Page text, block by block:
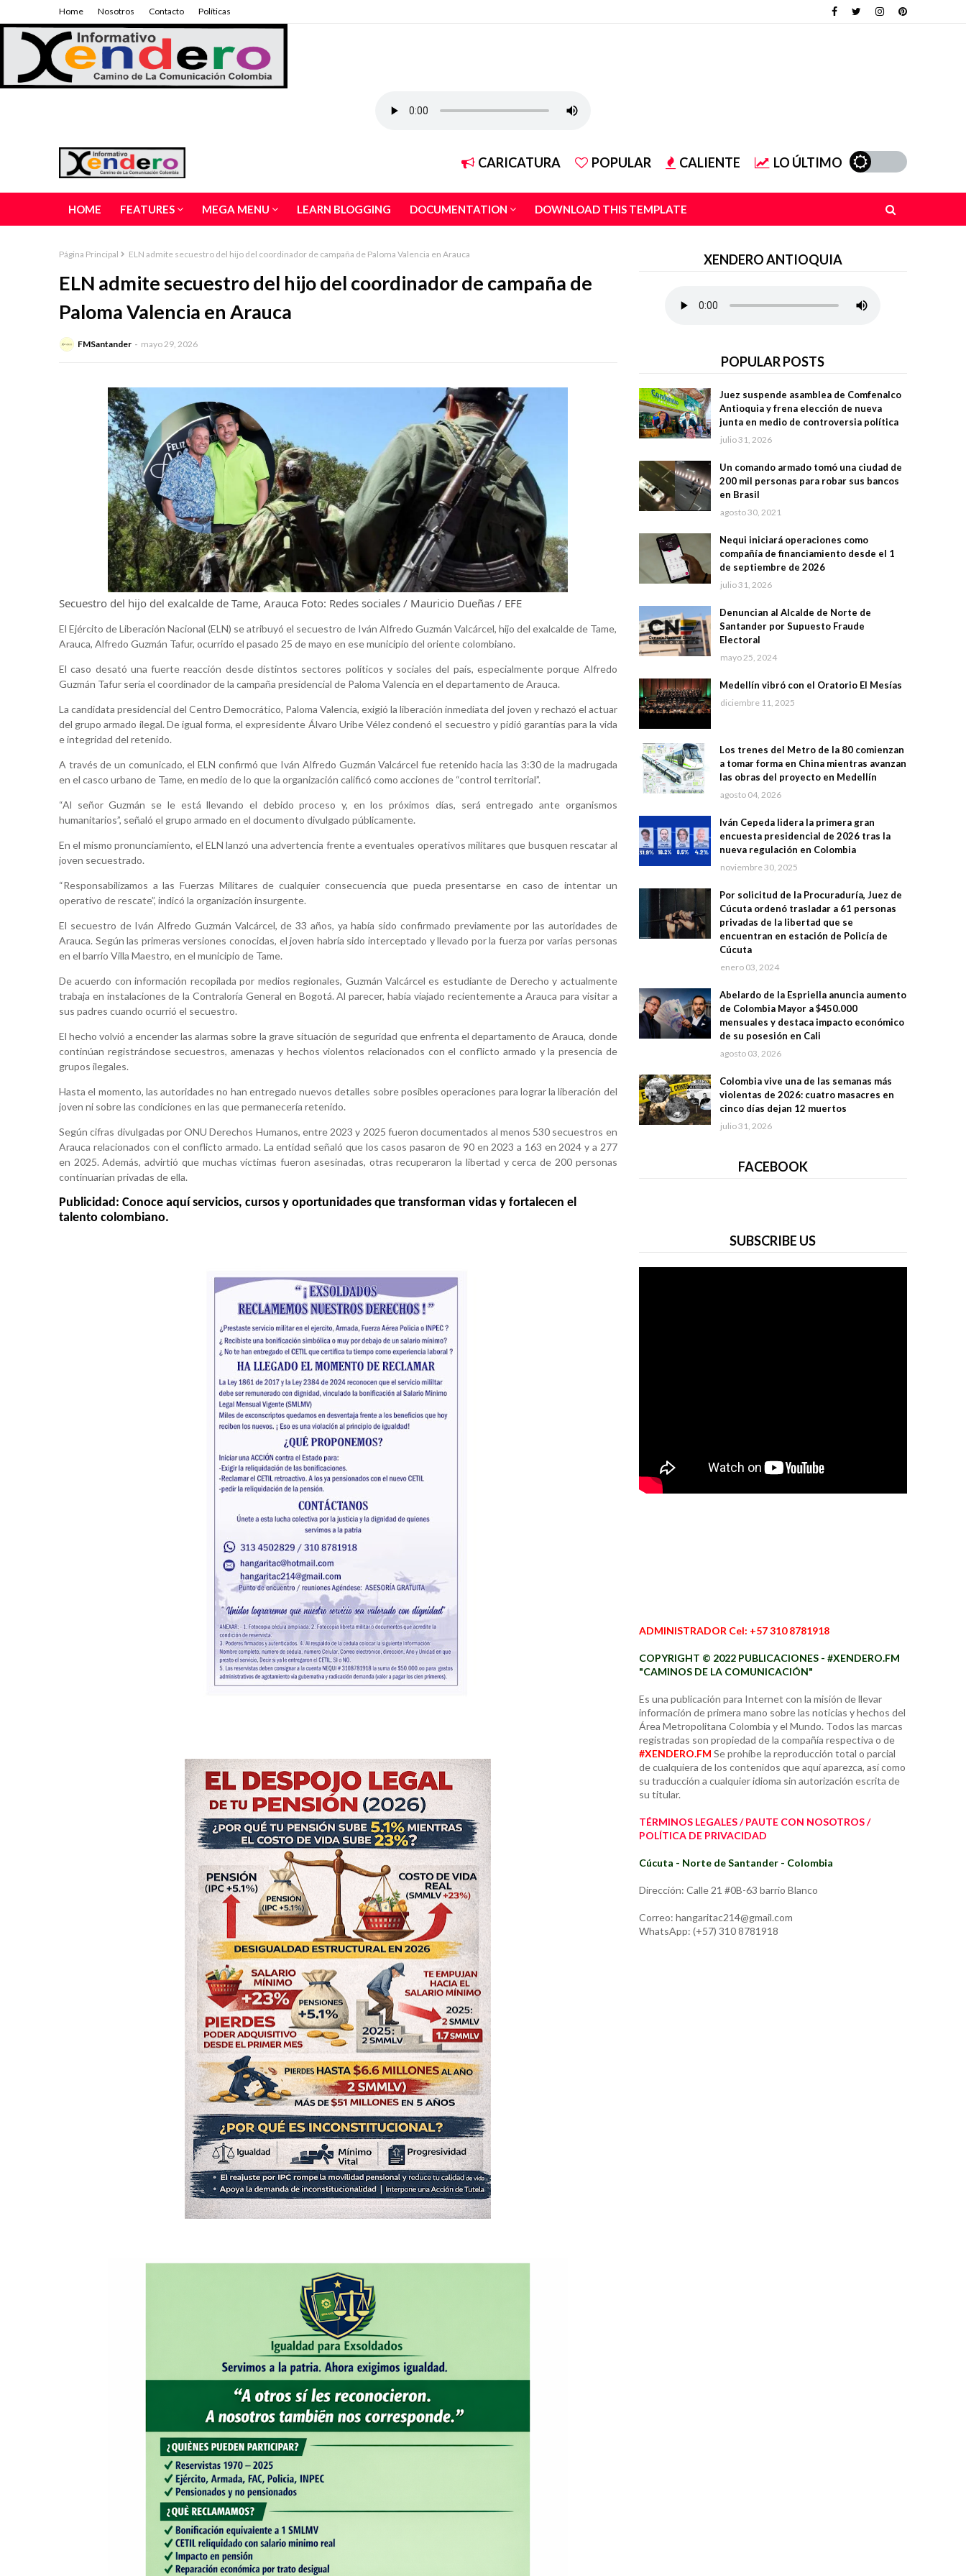
Home Nosotros Contacto Políticas
CARICATURA POPULAR CALIENTE LO ÚLTIMO
HOME FEATURES MEGA MENU LEARN BLOGGING DOCUMENTATION DOWNLOAD THIS TEMPLATE
Página Principal ELN admite secuestro del hijo del coordinador de campaña de Paloma Valencia en Arauca
ELN admite secuestro del hijo del coordinador de campaña de
Paloma Valencia en Arauca
FMSantander mayo 29, 2026
Secuestro del hijo del exalcalde de Tame, Arauca Foto: Redes sociales / Mauricio Dueñas / EFE
El Ejército de Liberación Nacional (ELN) se atribuyó el secuestro de Iván Alfredo Guzmán Valcárcel, hijo del exalcalde de Tame,
Arauca, Alfredo Guzmán Tafur, ocurrido el pasado 25 de mayo en ese municipio del oriente colombiano.
El caso desató una fuerte reacción desde distintos sectores políticos y sociales del país, especialmente porque Alfredo
Guzmán Tafur sería el coordinador de la campaña presidencial de Paloma Valencia en el departamento de Arauca.
La candidata presidencial del Centro Democrático, Paloma Valencia, exigió la liberación inmediata del joven y rechazó el actuar
del grupo armado ilegal. De igual forma, el expresidente Álvaro Uribe Vélez condenó el secuestro y pidió garantías para la vida
e integridad del retenido.
A través de un comunicado, el ELN confirmó que Iván Alfredo Guzmán Valcárcel fue retenido hacia las 3:30 de la madrugada
en el casco urbano de Tame, en medio de lo que la organización calificó como acciones de “control territorial”.
“Al señor Guzmán se le está llevando el debido proceso y, en los próximos días, será entregado ante organismos
humanitarios”, señaló el grupo armado en el documento divulgado públicamente.
En el mismo pronunciamiento, el ELN lanzó una advertencia frente a eventuales operativos militares que busquen rescatar al
joven secuestrado.
“Responsabilizamos a las Fuerzas Militares de cualquier consecuencia que pueda presentarse en caso de intentar un
operativo de rescate”, indicó la organización insurgente.
El secuestro de Iván Alfredo Guzmán Valcárcel, de 33 años, ya había sido confirmado previamente por las autoridades de
Arauca. Según las primeras versiones conocidas, el joven habría sido interceptado y llevado por la fuerza por varias personas
en el barrio Villa Maestro, en el municipio de Tame.
De acuerdo con información recopilada por medios regionales, Guzmán Valcárcel es estudiante de Derecho y actualmente
trabaja en instalaciones de la Contraloría General en Bogotá. Al parecer, había viajado recientemente a Arauca para visitar a
sus padres cuando ocurrió el secuestro.
El hecho volvió a encender las alarmas sobre la grave situación de seguridad que enfrenta el departamento de Arauca, donde
continúan registrándose secuestros, amenazas y hechos violentos relacionados con el conflicto armado y la presencia de
grupos ilegales.
Hasta el momento, las autoridades no han entregado nuevos detalles sobre posibles operaciones para lograr la liberación del
joven ni sobre las condiciones en las que permanecería retenido.
Según cifras divulgadas por ONU Derechos Humanos, entre 2023 y 2025 fueron documentados al menos 530 secuestros en
Arauca relacionados con el conflicto armado. La entidad señaló que los casos pasaron de 90 en 2023 a 163 en 2024 y a 277
en 2025. Además, advirtió que muchas víctimas fueron asesinadas, otras recuperaron la libertad y cerca de 200 personas
continuarían privadas de ella.
Publicidad: Conoce aquí servicios, cursos y oportunidades que transforman vidas y fortalecen el
talento colombiano.
XENDERO ANTIOQUIA
POPULAR POSTS
Juez suspende asamblea de Comfenalco
Antioquia y frena elección de nueva
junta en medio de controversia política
julio 31, 2026
Un comando armado tomó una ciudad de
200 mil personas para robar sus bancos
en Brasil
agosto 30, 2021
Nequi iniciará operaciones como
compañía de financiamiento desde el 1
de septiembre de 2026
julio 31, 2026
Denuncian al Alcalde de Norte de
Santander por Supuesto Fraude
Electoral
mayo 25, 2024
Medellín vibró con el Oratorio El Mesías
diciembre 11, 2025
Los trenes del Metro de la 80 comienzan
a tomar forma en China mientras avanzan
las obras del proyecto en Medellín
agosto 04, 2026
Iván Cepeda lidera la primera gran
encuesta presidencial de 2026 tras la
nueva regulación en Colombia
noviembre 30, 2025
Por solicitud de la Procuraduría, Juez de
Cúcuta ordenó trasladar a 61 personas
privadas de la libertad que se
encuentran en estación de Policía de
Cúcuta
enero 03, 2024
Abelardo de la Espriella anuncia aumento
de Colombia Mayor a $450.000
mensuales y destaca impacto económico
de su posesión en Cali
agosto 03, 2026
Colombia vive una de las semanas más
violentas de 2026: cuatro masacres en
cinco días dejan 12 muertos
julio 31, 2026
FACEBOOK
SUBSCRIBE US
ADMINISTRADOR Cel: +57 310 8781918
COPYRIGHT © 2022 PUBLICACIONES - #XENDERO.FM
"CAMINOS DE LA COMUNICACIÓN"
Es una publicación para Internet con la misión de llevar
información de primera mano sobre las noticias y hechos del
Área Metropolitana Colombia y el Mundo. Todos las marcas
registradas son propiedad de la compañía respectiva o de
#XENDERO.FM Se prohíbe la reproducción total o parcial
de cualquiera de los contenidos que aquí aparezca, así como
su traducción a cualquier idioma sin autorización escrita de
su titular.
TÉRMINOS LEGALES / PAUTE CON NOSOTROS /
POLÍTICA DE PRIVACIDAD
Cúcuta - Norte de Santander - Colombia
Dirección: Calle 21 #0B-63 barrio Blanco
Correo: hangaritac214@gmail.com
WhatsApp: (+57) 310 8781918